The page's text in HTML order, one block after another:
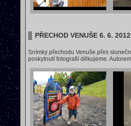
PŘECHOD VENUŠE 6. 6.
Snímky přechodu Venuše přes
poskytnutí fotografií děkujeme.